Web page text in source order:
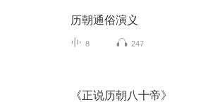
历朝通俗演义
8 247
《正说历朝八十帝》